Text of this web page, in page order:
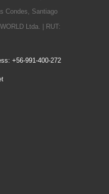
Condes, Santiago
Ltda. | RUT:
+56-991-400-272